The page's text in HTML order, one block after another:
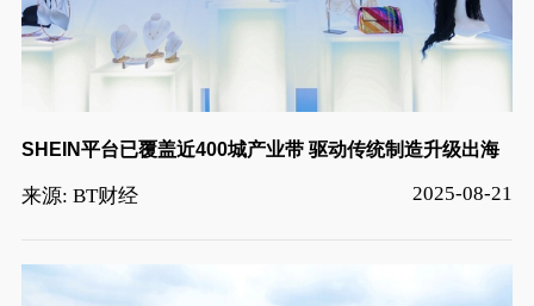
SHEIN平台已覆盖近400城产业带 驱动传统制造升级出海
来源: BT财经 2025-08-21